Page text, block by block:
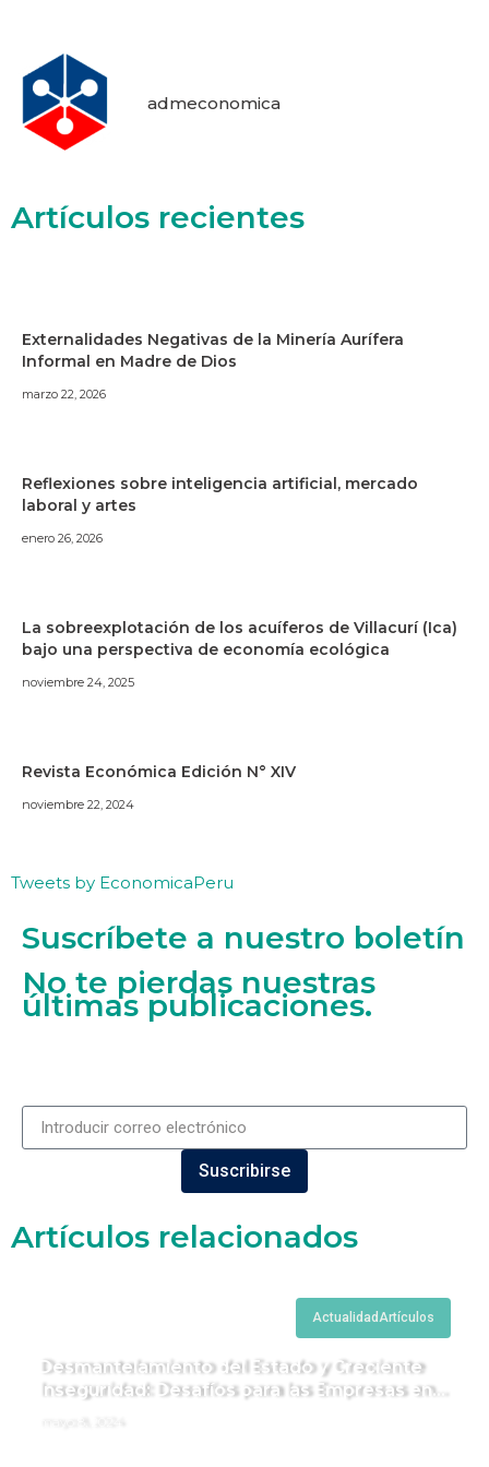
admeconomica
Artículos recientes
Externalidades Negativas de la Minería Aurífera
Informal en Madre de Dios
marzo 22, 2026
Reflexiones sobre inteligencia artificial, mercado
laboral y artes
enero 26, 2026
La sobreexplotación de los acuíferos de Villacurí (Ica)
bajo una perspectiva de economía ecológica
noviembre 24, 2025
Revista Económica Edición N° XIV
noviembre 22, 2024
Tweets by EconomicaPeru
Suscríbete a nuestro boletín
No te pierdas nuestras
últimas publicaciones.
Suscribirse
Artículos relacionados
ActualidadArtículos
Desmantelamiento del Estado y Creciente
Inseguridad: Desafíos para las Empresas en